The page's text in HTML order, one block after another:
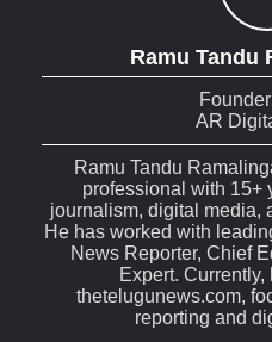
Ramu Tandu
AR
Ramu Tandu
professional with 15+
journalism, digital media,
He has worked with
News Reporter, Chief
Expert.
thetelugunews.com,
reporting and